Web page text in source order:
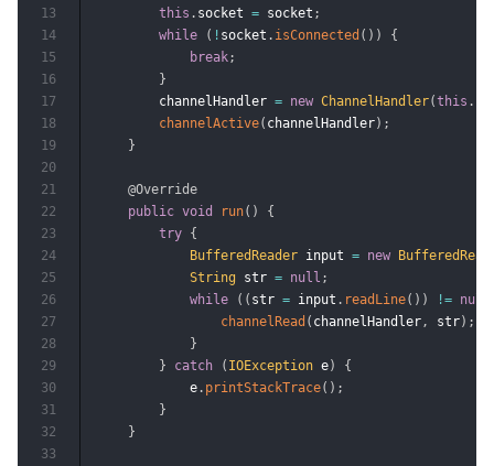
this . socket = socket ;
while
( ! socket . isConnected ( ) )
{
break ;
}
        channelHandler
= new ChannelHandler(this .
channelActive( channelHandler) ;
}
@Override
public void run( )
{
try {
BufferedReader input = new
String str = null ;
while
( ( str = input . readLine( ) ) != null
channelRead ( channelHandler , str) ;
}
}
catch ( IOException e)
{
            e
. printStackTrace( ) ;
}
}
13
14
15
16
17
18
19
20
21
22
23
24
25
26
27
28
29
30
31
32
33